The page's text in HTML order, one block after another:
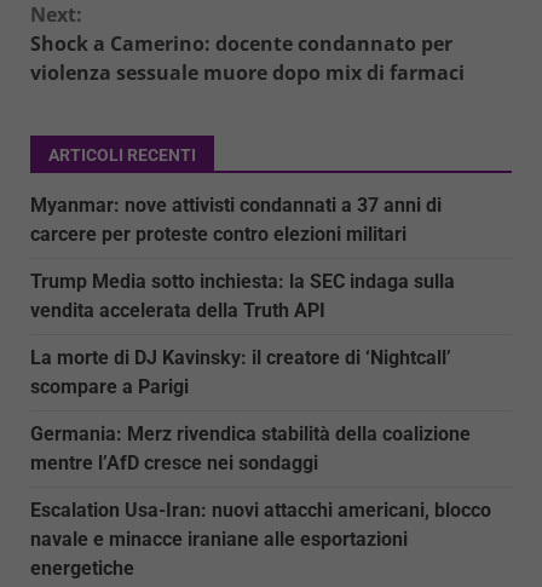
Next:
Shock a Camerino: docente condannato per
violenza sessuale muore dopo mix di farmaci
ARTICOLI RECENTI
Myanmar: nove attivisti condannati a 37 anni di
carcere per proteste contro elezioni militari
Trump Media sotto inchiesta: la SEC indaga sulla
vendita accelerata della Truth API
La morte di DJ Kavinsky: il creatore di ‘Nightcall’
scompare a Parigi
Germania: Merz rivendica stabilità della coalizione
mentre l’AfD cresce nei sondaggi
Escalation Usa-Iran: nuovi attacchi americani, blocco
navale e minacce iraniane alle esportazioni
energetiche